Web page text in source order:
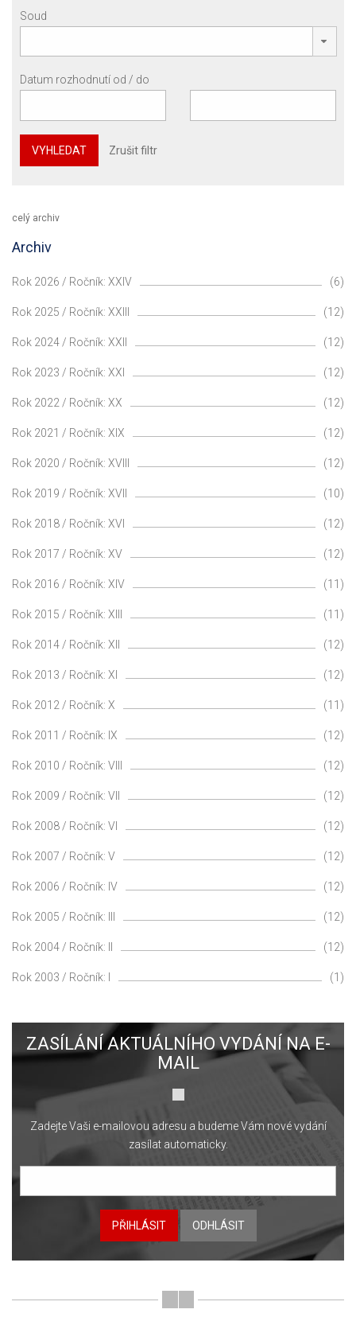
Soud
Datum rozhodnutí od / do
VYHLEDAT Zrušit filtr
celý archiv
Archiv
Rok 2026 / Ročník: XXIV (6)
Rok 2025 / Ročník: XXIII (12)
Rok 2024 / Ročník: XXII (12)
Rok 2023 / Ročník: XXI (12)
Rok 2022 / Ročník: XX (12)
Rok 2021 / Ročník: XIX (12)
Rok 2020 / Ročník: XVIII (12)
Rok 2019 / Ročník: XVII (10)
Rok 2018 / Ročník: XVI (12)
Rok 2017 / Ročník: XV (12)
Rok 2016 / Ročník: XIV (11)
Rok 2015 / Ročník: XIII (11)
Rok 2014 / Ročník: XII (12)
Rok 2013 / Ročník: XI (12)
Rok 2012 / Ročník: X (11)
Rok 2011 / Ročník: IX (12)
Rok 2010 / Ročník: VIII (12)
Rok 2009 / Ročník: VII (12)
Rok 2008 / Ročník: VI (12)
Rok 2007 / Ročník: V (12)
Rok 2006 / Ročník: IV (12)
Rok 2005 / Ročník: III (12)
Rok 2004 / Ročník: II (12)
Rok 2003 / Ročník: I (1)
ZASÍLÁNÍ AKTUÁLNÍHO VYDÁNÍ NA E-
MAIL
Zadejte Vaši e-mailovou adresu a budeme Vám nové vydání
zasílat automaticky.
PŘIHLÁSIT ODHLÁSIT